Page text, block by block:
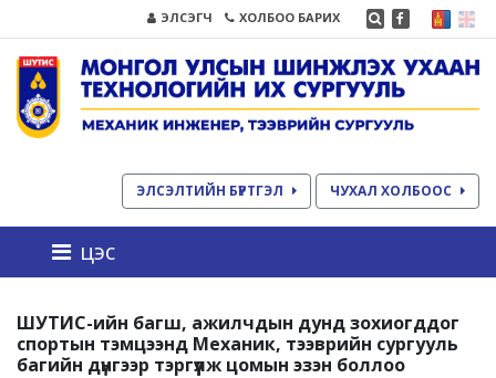
ЭЛСЭГЧ ХОЛБОО БАРИХ
ЭЛСЭЛТИЙН БҮРТГЭЛ ЧУХАЛ ХОЛБООС
цэс
ШУТИС-ийн багш, ажилчдын дунд зохиогддог
спортын тэмцээнд Механик, тээврийн сургууль
багийн дүнгээр тэргүүлж цомын эзэн боллоо